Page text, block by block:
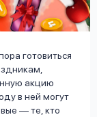
готовиться
акцию
в ней могут
— те, кто